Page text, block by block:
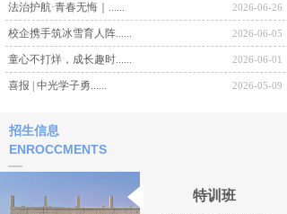
法治护航·青春无悔｜...... 2026-06-26
校企携手筑冰雪育人阵...... 2026-06-05
童心不打烊，成长趣时...... 2026-06-01
喜报 | 中光学子勇...... 2026-05-09
特训班
招生信息
ENROCCMENTS